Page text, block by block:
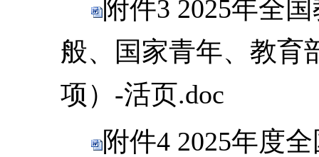
附件3 2025年全
般、国家青年、教育
项）-活页.doc
附件4 2025年度